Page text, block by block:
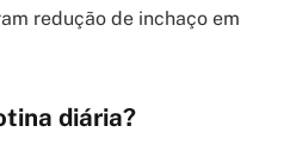
redução de inchaço em
diária?